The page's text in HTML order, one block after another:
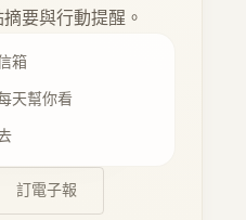
要與行動提醒。
箱
天幫你看
訂電子報